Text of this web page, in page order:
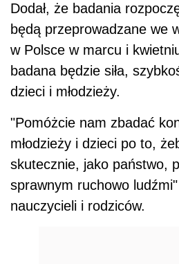
Dodał, że badania
będą przeprowadzane we
w Polsce w marcu i
badana będzie siła,
dzieci i młodzieży.
"Pomóżcie nam zbadać
młodzieży i dzieci po to,
skutecznie, jako państwo,
sprawnym ruchowo
nauczycieli i rodziców.